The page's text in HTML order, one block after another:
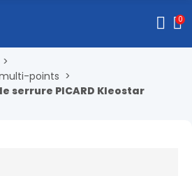
0
points
serrure PICARD Kleostar